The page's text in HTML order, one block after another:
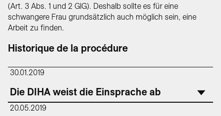
(Art. 3 Abs. 1 und 2 GlG). Deshalb sollte es für eine
schwangere Frau grundsätzlich auch möglich sein, eine
Arbeit zu finden.
Historique de la procédure
30.01.2019
Die DIHA weist die Einsprache ab
20.05.2019